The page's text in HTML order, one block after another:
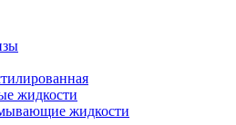
жидкости
жидкости